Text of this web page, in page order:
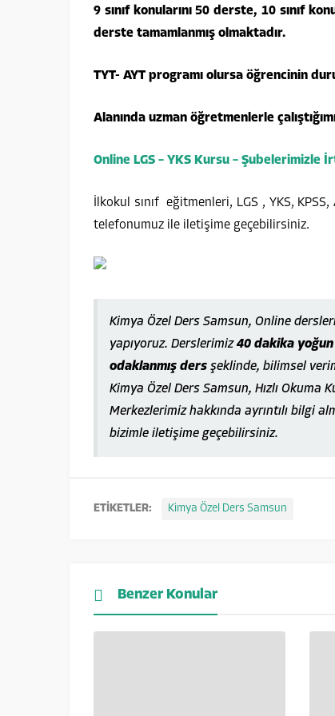
9 sınıf konularını 50 derste, 10 sınıf
derste tamamlanmış olmaktadır.
TYT- AYT programı olursa öğrencinin
Alanında uzman öğretmenlerle
Online LGS – YKS Kursu – Şubelerimizle
İlkokul sınıf eğitmenleri, LGS , YKS,
telefonumuz ile iletişime geçebilirsiniz.
Kimya Özel Ders Samsun, Online
yapıyoruz. Derslerimiz40 dakika
odaklanmış ders şeklinde, bilimsel
Kimya Özel Ders Samsun, Hızlı Okuma
Merkezlerimiz hakkında ayrıntılı bilgi
bizimle iletişime geçebilirsiniz.
ETİKETLER: Kimya Özel Ders Samsun
Benzer Konular